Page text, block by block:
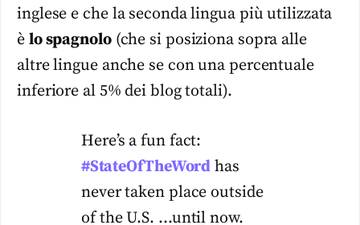
inglese e che la seconda lingua più utilizzata
è lo spagnolo(che si posiziona sopra alle
altre lingue anche se con una percentuale
inferiore al 5% dei blog totali).
Here’s a fun fact:
#StateOfTheWord has
never taken place outside
of the U.S. …until now.